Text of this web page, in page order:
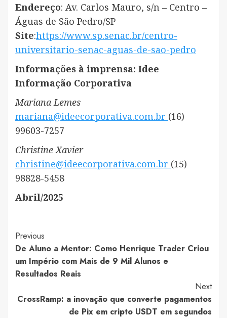
Endereço: Av. Carlos Mauro, s/n – Centro –
Águas de São Pedro/SP
Site:https://www.sp.senac.br/centro-
universitario-senac-aguas-de-sao-pedro
Informações à imprensa: Idee
Informação Corporativa
Mariana Lemes
mariana@ideecorporativa.com.br (16)
99603-7257
Christine Xavier
christine@ideecorporativa.com.br (15)
98828-5458
Abril/2025
Post
Navigation
Previous
De Aluno a Mentor: Como Henrique Trader Criou
um Império com Mais de 9 Mil Alunos e
Resultados Reais
Next
CrossRamp: a inovação que converte pagamentos
de Pix em cripto USDT em segundos